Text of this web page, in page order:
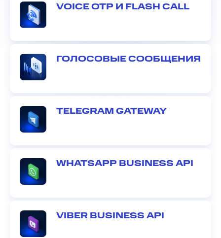
VOICE OTP И FLASH CALL
ГОЛОСОВЫЕ СООБЩЕНИЯ
TELEGRAM GATEWAY
WHATSAPP BUSINESS API
VIBER BUSINESS API